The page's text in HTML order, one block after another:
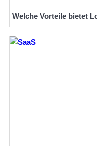
Welche Vorteile bietet